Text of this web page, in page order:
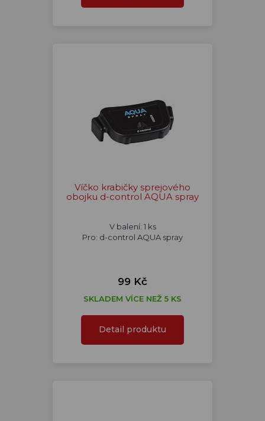
Víčko krabičky sprejového
obojku d-control AQUA spray
V balení: 1 ks
Pro: d-control AQUA spray
99 Kč
SKLADEM VÍCE NEŽ 5 KS
Detail produktu